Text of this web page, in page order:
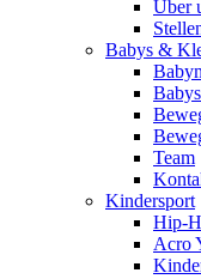
Über
Babys &
Team
Kindersport
Hip-
Acro